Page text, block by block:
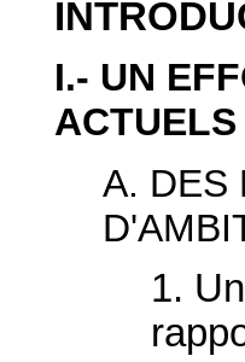
I.- UN
A. DES
1.